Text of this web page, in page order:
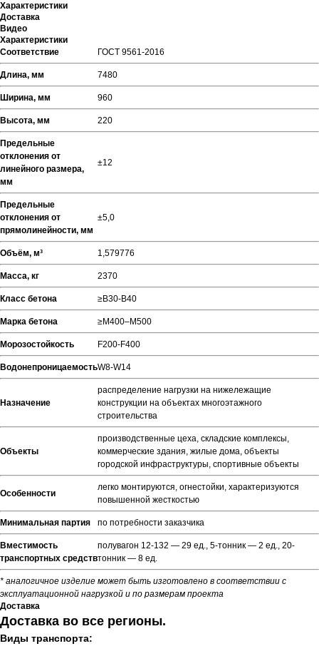
Характеристики
Доставка
Видео
Характеристики
Соответствие
ГОСТ 9561-2016
Длина, мм 7480
Ширина, мм 960
Высота, мм 220
Предельные
отклонения от
линейного размера,
мм
±12
Предельные
отклонения от
прямолинейности, мм
±5,0
Объём, м³ 1,579776
Масса, кг 2370
Класс бетона ≥В30-В40
Марка бетона ≥М400–М500
Морозостойкость F200-F400
ВодонепроницаемостьW8-W14
Назначение
распределение нагрузки на нижележащие
конструкции на объектах многоэтажного
строительства
Объекты
производственные цеха, складские комплексы,
коммерческие здания, жилые дома, объекты
городской инфраструктуры, спортивные объекты
Особенности
легко монтируются, огнестойки, характеризуются
повышенной жесткостью
Минимальная партия по потребности заказчика
Вместимость
транспортных средств
полувагон 12-132 — 29 ед., 5-тонник — 2 ед., 20-
тонник — 8 ед.
* аналогичное изделие может быть изготовлено в соответствии с
эксплуатационной нагрузкой и по размерам проекта
Доставка
Доставка во все регионы.
Виды транспорта: